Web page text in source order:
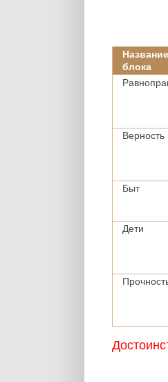
Название
блока
Верность
Быт
Дети